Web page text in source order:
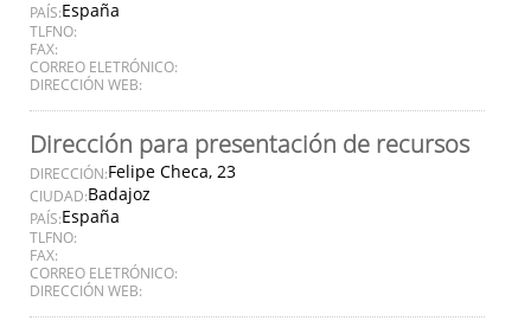
PAÍS:España
TLFNO:
FAX:
CORREO ELETRÓNICO:
DIRECCIÓN WEB:
Dirección para presentación de recursos
DIRECCIÓN:Felipe Checa, 23
CIUDAD:Badajoz
PAÍS:España
TLFNO:
FAX:
CORREO ELETRÓNICO:
DIRECCIÓN WEB: